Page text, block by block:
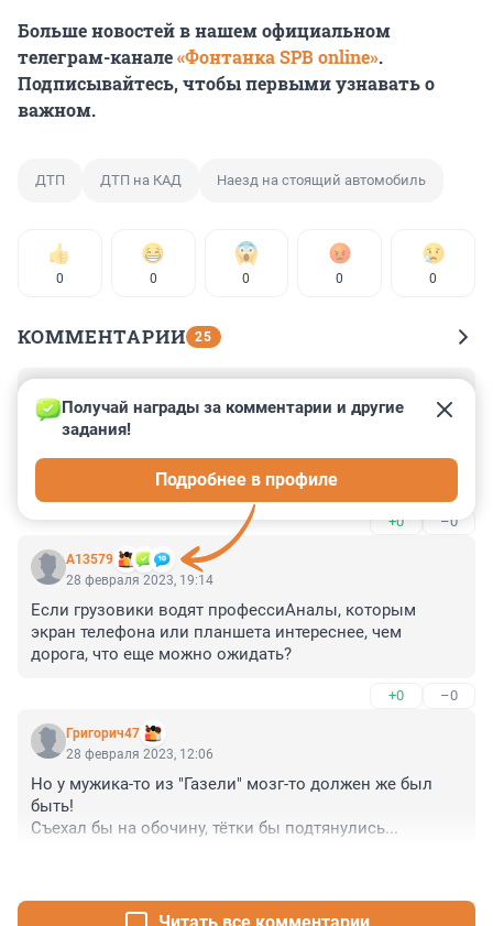
Больше новостей в нашем официальном
телеграм-канале«Фонтанка SPB online».
Подписывайтесь, чтобы первыми узнавать о
важном.
ДТП ДТП на КАД Наезд на стоящий автомобиль
0 0 0 0 0
КОММЕНТАРИИ 25
1 марта 2023, 16:09
Убирают комментарий!
Как у нас любят считать: сколько миллионов раз чел
безнаказанно по сути получил штрафов прежде, чем
все закончилось смертельной аварией; сколько
после аварии на КАД, ЗСД, М-11 пройдет минут
прежде, чем участников ДТП собьет попутная
машина...
Если "табло в курсе" произошедшего ДТП, значит
можно выслать наряд ДПС, машину специальной
службы, в конце концов, которые предотвратят этот
растерявшихся, раненых, находящихся в состоянии
шока.
+0 –0
А13579
Получай награды за комментарии и другие
задания!
Подробнее в профиле
28 февраля 2023, 19:14
Если грузовики водят профессиАналы, которым
экран телефона или планшета интереснее, чем
дорога, что еще можно ожидать?
+0 –0
Григорич47
28 февраля 2023, 12:06
Но у мужика-то из "Газели" мозг-то должен же был
быть!
Съехал бы на обочину, тётки бы подтянулись...